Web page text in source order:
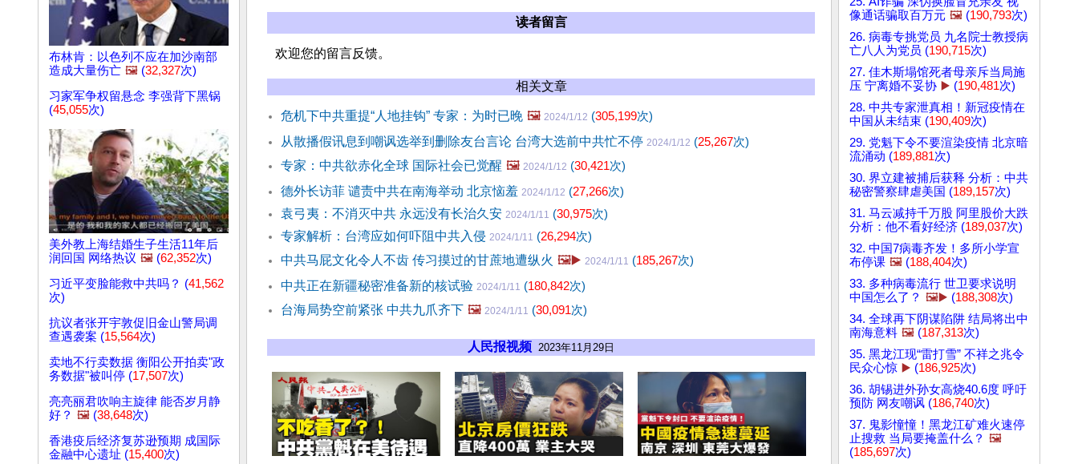
布林肯：以色列不应在加沙南部
造成大量伤亡 🖼️ (32,327次)
习家军争权留悬念 李强背下黑锅
(45,055次)
美外教上海结婚生子生活11年后
润回国 网络热议 🖼️ (62,352次)
习近平变脸能救中共吗？ (41,562
次)
抗议者张开宇敦促旧金山警局调
查遇袭案 (15,564次)
卖地不行卖数据 衡阳公开拍卖"政
务数据"被叫停 (17,507次)
亮亮丽君吹响主旋律 能否岁月静
好？ 🖼️ (38,648次)
香港疫后经济复苏逊预期 成国际
金融中心遗址 (15,400次)
读者留言
欢迎您的留言反馈。
相关文章
危机下中共重提“人地挂钩” 专家：为时已晚 🖼️ 2024/1/12 (305,199次)
从散播假讯息到嘲讽选举到删除友台言论 台湾大选前中共忙不停 2024/1/12 (25,267次)
专家：中共欲赤化全球 国际社会已觉醒 🖼️ 2024/1/12 (30,421次)
德外长访菲 谴责中共在南海举动 北京恼羞 2024/1/12 (27,266次)
袁弓夷：不消灭中共 永远没有长治久安 2024/1/11 (30,975次)
专家解析：台湾应如何吓阻中共入侵 2024/1/11 (26,294次)
中共马屁文化令人不齿 传习摸过的甘蔗地遭纵火 🖼️▶️ 2024/1/11 (185,267次)
中共正在新疆秘密准备新的核试验 2024/1/11 (180,842次)
台海局势空前紧张 中共九爪齐下 🖼️ 2024/1/11 (30,091次)
人民报视频 2023年11月29日
像通话骗取百万元 🖼️ (190,793次)
26. 病毒专挑党员 九名院士教授病
亡八人为党员 (190,715次)
27. 佳木斯塌馆死者母亲斥当局施
压 宁离婚不妥协 ▶️ (190,481次)
28. 中共专家泄真相！新冠疫情在
中国从未结束 (190,409次)
29. 党魁下令不要渲染疫情 北京暗
流涌动 (189,881次)
30. 界立建被捕后获释 分析：中共
秘密警察肆虐美国 (189,157次)
31. 马云减持千万股 阿里股价大跌
分析：他不看好经济 (189,037次)
32. 中国7病毒齐发！多所小学宣
布停课 🖼️ (188,404次)
33. 多种病毒流行 世卫要求说明
中国怎么了？ 🖼️▶️ (188,308次)
34. 全球再下阴谋陷阱 结局将出中
南海意料 🖼️ (187,313次)
35. 黑龙江现“雷打雪” 不祥之兆令
民众心惊 ▶️ (186,925次)
36. 胡锡进外孙女高烧40.6度 呼吁
预防 网友嘲讽 (186,740次)
37. 鬼影憧憧！黑龙江矿难火速停
止搜救 当局要掩盖什么？ 🖼️
(185,697次)